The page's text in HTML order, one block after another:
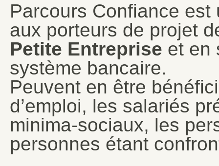
Parcours Confiance
aux porteurs de projet
Petite Entreprise et en
système bancaire.
Peuvent en être
d’emploi, les salariés
minima-sociaux, les
personnes étant